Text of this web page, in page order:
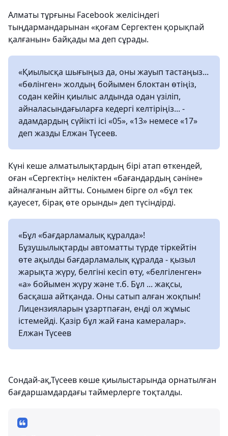
Алматы тұрғыны Facebook желісіндегі
тыңдармандарынан «қоғам Сергектен қорықпай
қалғанын» байқады ма деп сұрады.
«Қиылысқа шығыңыз да, оны жауып тастаңыз...
«бөлінген» жолдың бойымен блоктан өтіңіз,
содан кейін қиылыс алдында одан үзіліп,
айналасындағыларға кедергі келтіріңіз... -
адамдардың сүйікті ісі «05», «13» немесе «17»
деп жазды Елжан Түсеев.
Күні кеше алматылықтардың бірі атап өткендей,
оған «Сергектің» неліктен «бағандардың сәніне»
айналғанын айтты. Сонымен бірге ол «бұл тек
қауесет, бірақ өте орынды» деп түсіндірді.
«Бұл «бағдарламалық құралда»!
Бұзушылықтарды автоматты түрде тіркейтін
өте ақылды бағдарламалық құралда - қызыл
жарықта жүру, белгіні кесіп өту, «белгіленген»
«а» бойымен жүру және т.б. Бұл ... жақсы,
басқаша айтқанда. Оны сатып алған жоқпын!
Лицензияларын ұзартпаған, енді ол жұмыс
істемейді. Қазір бұл жай ғана камералар».
Елжан Түсеев
Сондай-ақ,Түсеев көше қиылыстарында орнатылған
бағдаршамдардағы таймерлерге тоқталды.